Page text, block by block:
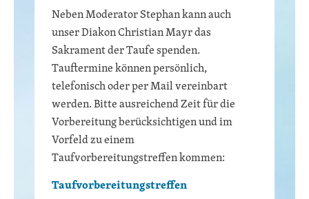
Neben Moderator Stephan kann auch
unser Diakon Christian Mayr das
Sakrament der Taufe spenden.
Tauftermine können persönlich,
telefonisch oder per Mail vereinbart
werden. Bitte ausreichend Zeit für die
Vorbereitung berücksichtigen und im
Vorfeld zu einem
Taufvorbereitungstreffen kommen:
Taufvorbereitungstreffen